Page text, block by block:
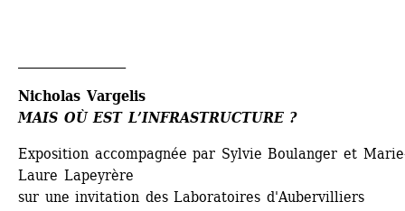
Nicholas Vargelis
MAIS OÙ EST L’INFRASTRUCTURE ?
Exposition accompagnée par Sylvie Boulanger et
Laure Lapeyrère
sur une invitation des Laboratoires d'Aubervilliers